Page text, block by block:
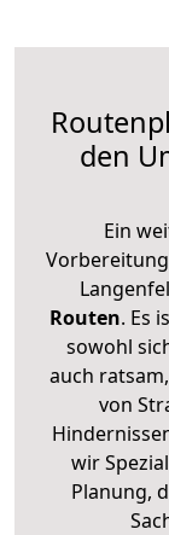
den
Ein
Routen. Es
sowohl
auch
von
wir
Planung,